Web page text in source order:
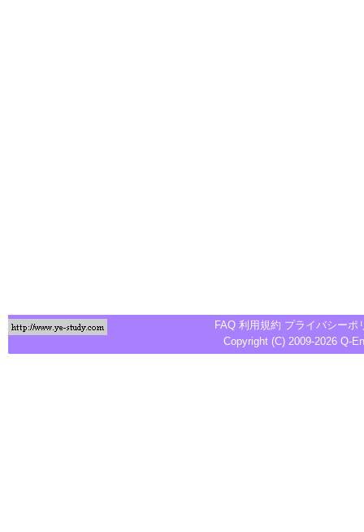
FAQ 利用規約 プライバシーポ
Copyright (C) 2009-2026 Q-